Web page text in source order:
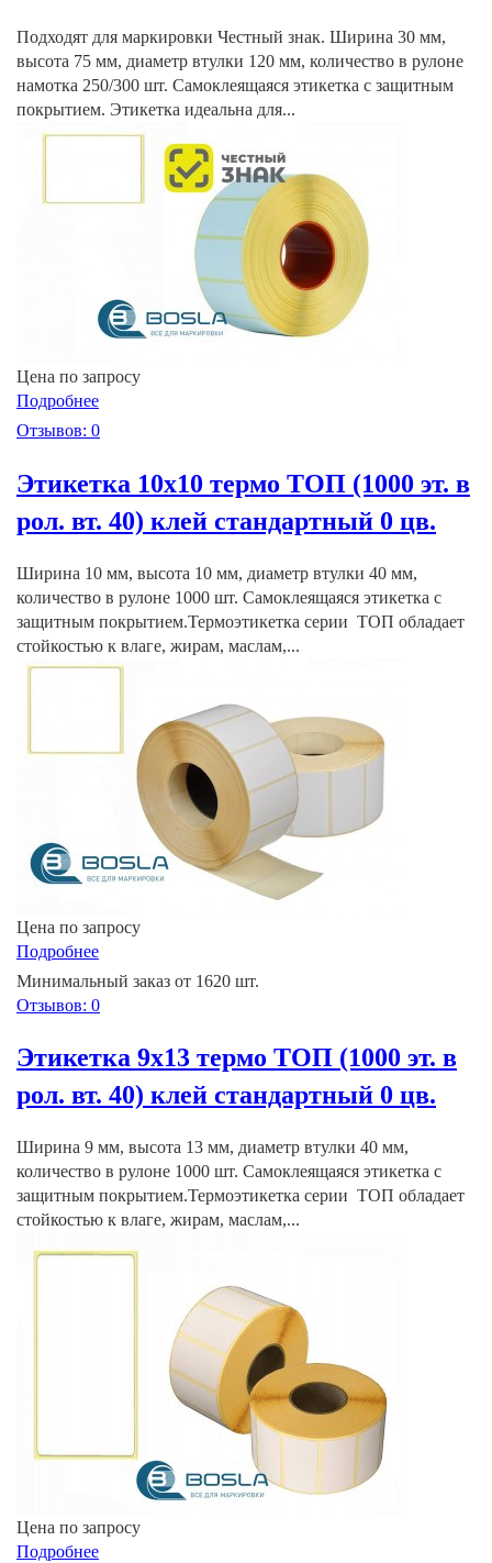
Подходят для маркировки Честный знак. Ширина 30 мм,
высота 75 мм, диаметр втулки 120 мм, количество в рулоне
намотка 250/300 шт. Самоклеящаяся этикетка с защитным
покрытием. Этикетка идеальна для...
Цена по запросу
Подробнее
Отзывов: 0
Этикетка 10х10 термо ТОП (1000 эт. в
рол. вт. 40) клей стандартный 0 цв.
Ширина 10 мм, высота 10 мм, диаметр втулки 40 мм,
количество в рулоне 1000 шт. Самоклеящаяся этикетка с
защитным покрытием.Термоэтикетка серии ТОП обладает
стойкостью к влаге, жирам, маслам,...
Цена по запросу
Подробнее
Минимальный заказ от 1620 шт.
Отзывов: 0
Этикетка 9х13 термо ТОП (1000 эт. в
рол. вт. 40) клей стандартный 0 цв.
Ширина 9 мм, высота 13 мм, диаметр втулки 40 мм,
количество в рулоне 1000 шт. Самоклеящаяся этикетка с
защитным покрытием.Термоэтикетка серии ТОП обладает
стойкостью к влаге, жирам, маслам,...
Цена по запросу
Подробнее